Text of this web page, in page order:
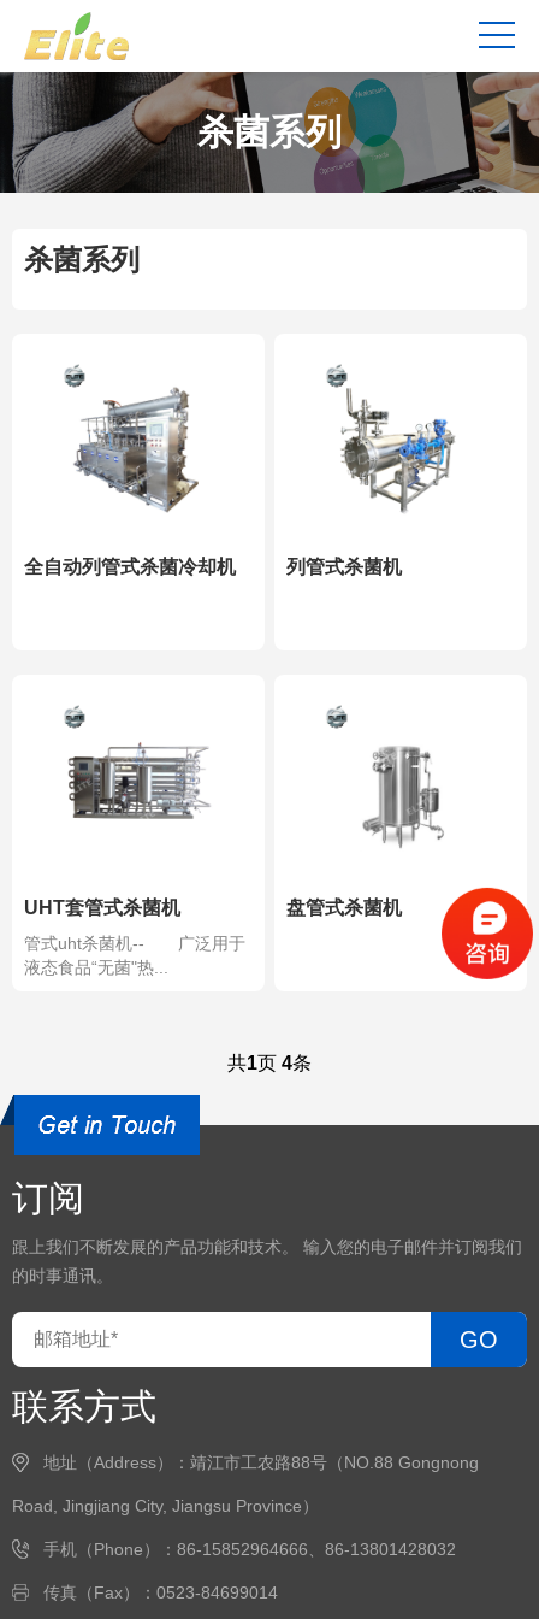
杀菌系列
杀菌系列
全自动列管式杀菌冷却机 列管式杀菌机
UHT套管式杀菌机
管式uht杀菌机-- 广泛用于
液态食品“无菌"热...
盘管式杀菌机
共1页 4条
订阅
跟上我们不断发展的产品功能和技术。 输入您的电子邮件并订阅我们
的时事通讯。
GO
联系方式
地址（Address）：靖江市工农路88号（NO.88 Gongnong
Road, Jingjiang City, Jiangsu Province）
手机（Phone）：86-15852964666、86-13801428032
传真（Fax）：0523-84699014